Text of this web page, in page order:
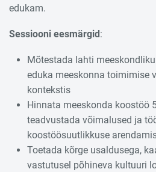
edukam.
Sessiooni eesmärgid :
Mõtestada lahti
eduka meeskonna toimimise
kontekstis
Hinnata meeskonda koostöö
teadvustada võimalused ja
koostöösuutlikkuse
Toetada kõrge usaldusega,
vastutusel põhineva kultuuri